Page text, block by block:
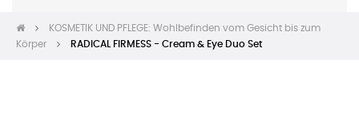
KOSMETIK UND PFLEGE: Wohlbefinden vom Gesicht bis zum
Körper
RADICAL FIRMESS - Cream & Eye Duo Set